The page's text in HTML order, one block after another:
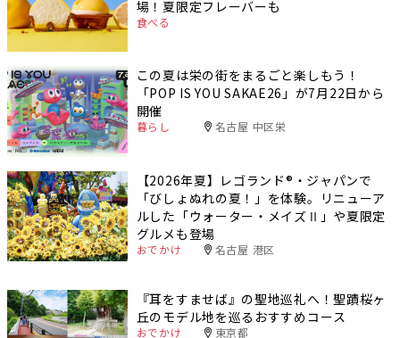
場！夏限定フレーバーも
食べる
この夏は栄の街をまるごと楽しもう！
「POP IS YOU SAKAE26」が7月22日から
開催
暮らし 名古屋 中区栄
【2026年夏】レゴランド®・ジャパンで
「びしょぬれの夏！」を体験。リニューア
ルした「ウォーター・メイズⅡ」や夏限定
グルメも登場
おでかけ 名古屋 港区
『耳をすませば』の聖地巡礼へ！聖蹟桜ヶ
丘のモデル地を巡るおすすめコース
おでかけ 東京都